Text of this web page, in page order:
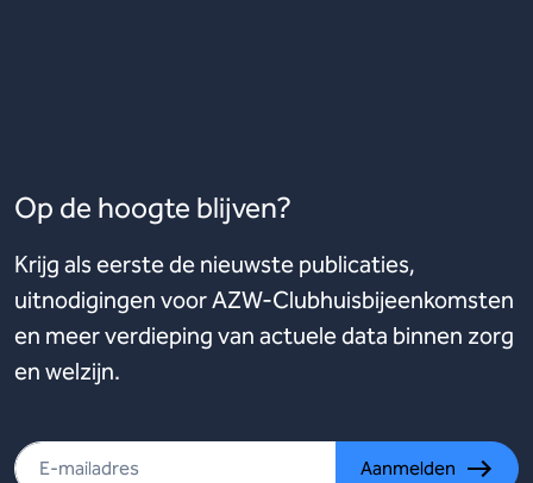
Op de hoogte blijven?
Krijg als eerste de nieuwste publicaties,
uitnodigingen voor AZW-Clubhuisbijeenkomsten
en meer verdieping van actuele data binnen zorg
en welzijn.
Aanmelden